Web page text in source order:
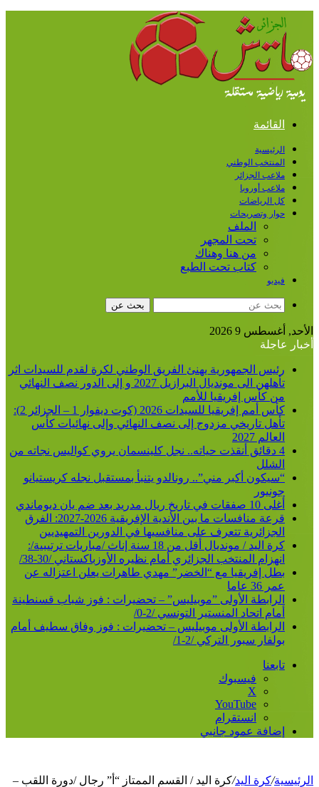
القائمة
الرئيسية
المنتخب الوطني
ملاعب الجزائر
ملاعب أوروبا
كل الرياضات
حوار وتصريحات
الملف
تحت المجهر
من هنا وهناك
كتاب تحت الطبع
فيديو
بحث عن
الأحد, أغسطس 9 2026
أخبار عاجلة
رئيس الجمهورية يهنئ الفريق الوطني لكرة لقدم للسيدات اثر
تأهلهن الى مونديال البرازيل 2027 و إلى الدور نصف النهائي
من كأس إفريقيا للأمم
كأس أمم إفريقيا للسيدات 2026 (كوت ديفوار 1 – الجزائر 2):
تأهل تاريخي مزدوج إلى نصف النهائي وإلى نهائيات كأس
العالم 2027
4 دقائق أنقذت حياته.. نجل كلينسمان يروي كواليس نجاته من
الشلل
“سيكون أكبر مني”.. رونالدو يتنبأ بمستقبل نجله كريستيانو
جونيور
أغلى 10 صفقات في تاريخ ريال مدريد بعد ضم يان ديوماندي
قرعة منافسات ما بين الأندية الإفريقية 2026-2027: الفرق
الجزائرية تتعرف على منافسيها في الدورين التمهيديين
كرة اليد / مونديال أقل من 18 سنة إناث /مباريات ترتيبية/:
انهزام المنتخب الجزائري أمام نظيره الأوزباكستاني /30-38/
بطل إفريقيا مع “الخضر” مهدي طاهرات يعلن اعتزاله عن
عمر 36 عاما
الرابطة الأولى ”موبيليس” – تحضيرات : فوز شباب قسنطينة
أمام اتحاد المنستير التونسي /2-0/
الرابطة الأولى موبيليس – تحضيرات : فوز وفاق سطيف أمام
بولفار سبور التركي /2-1/
تابعنا
فيسبوك
‫X
‫YouTube
انستقرام
إضافة عمود جانبي
الرئيسية/كرة اليد/كرة اليد / القسم الممتاز “أ” رجال /دورة اللقب –